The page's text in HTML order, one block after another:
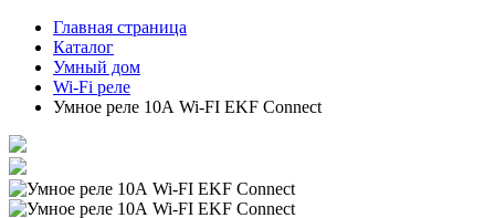
Главная страница
Каталог
Умный дом
Wi-Fi реле
Умное реле 10А Wi-FI EKF Connect